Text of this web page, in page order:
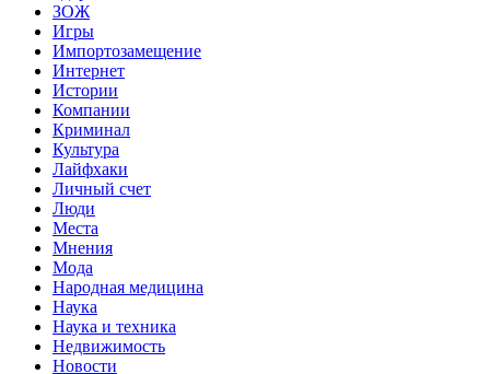
ЗОЖ
Игры
Импортозамещение
Интернет
Истории
Компании
Криминал
Культура
Лайфхаки
Личный счет
Люди
Места
Мнения
Мода
Народная медицина
Наука
Наука и техника
Недвижимость
Новости